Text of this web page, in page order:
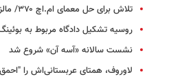
تلاش برای حل معمای ام.اچ ۳۷۰/ مالزی: قطعه پیداشده مربوط به بوئینگ ۷۷۷ است
روسیه تشکیل دادگاه مربوط به
نشست سالانه «آسه آن» شروع شد
لاوروف، همتای عربستانی‌اش را